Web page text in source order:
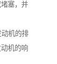
塞，并
机的排
机的响